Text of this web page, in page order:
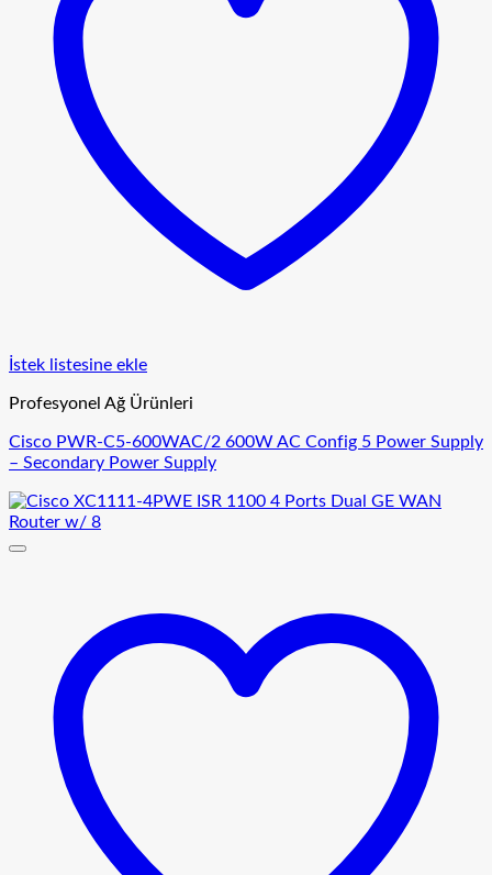
İstek listesine ekle
Profesyonel Ağ Ürünleri
Cisco PWR-C5-600WAC/2 600W AC Config 5 Power Supply
– Secondary Power Supply